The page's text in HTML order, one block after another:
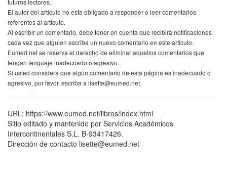
futuros lectores.
El autor del articulo no esta obligado a responder o leer comentarios
referentes al articulo.
Al escribir un comentario, debe tener en cuenta que recibirá notificaciones
cada vez que alguien escriba un nuevo comentario en este articulo.
Eumed.net se reserva el derecho de eliminar aquellos comentarios que
tengan lenguaje inadecuado o agresivo.
Si usted considera que algún comentario de esta página es inadecuado o
agresivo, por favor, escriba a lisette@eumed.net.
URL: https://www.eumed.net/libros/index.html
Sitio editado y mantenido por Servicios Académicos
Intercontinentales S.L. B-93417426.
Dirección de contacto lisette@eumed.net